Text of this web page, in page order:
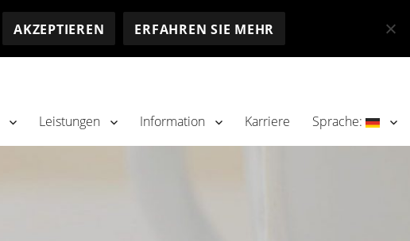
Leistungen Information Karriere Sprache:
AKZEPTIEREN ERFAHREN SIE MEHR